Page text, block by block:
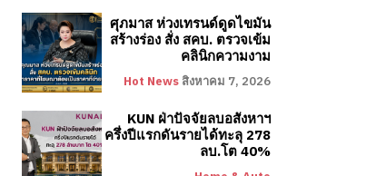
ศุภมาส ห่วงเทรนด์ดูดไขมัน
สร้างร่อง สั่ง สคบ. ตรวจเข้ม
คลินิกความงาม
Hot News สิงหาคม 7, 2026
KUN ฝ่าปัจจัยลบอสังหาฯ
ครึ่งปีแรกดันรายได้ทะลุ 278
ลบ.โต 40%